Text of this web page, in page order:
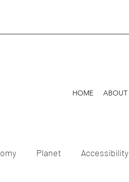
HOME ABOUT
Planet Accessibility